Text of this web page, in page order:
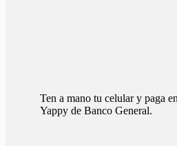
Ten a mano tu celular y paga
Yappy de Banco General.